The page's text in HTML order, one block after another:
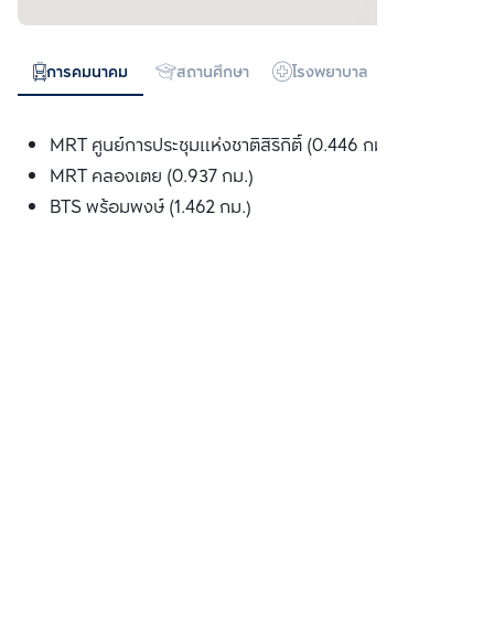
การคมนาคม สถานศึกษา โรงพยาบาล
MRT ศูนย์การประชุมแห่งชาติสิริกิติ์ (0.446 กม.)
MRT คลองเตย (0.937 กม.)
BTS พร้อมพงษ์ (1.462 กม.)